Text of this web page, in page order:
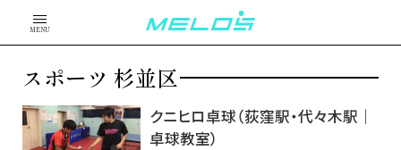
MENU
スポーツ 杉並区
クニヒロ卓球（荻窪駅・代々木駅｜
卓球教室）